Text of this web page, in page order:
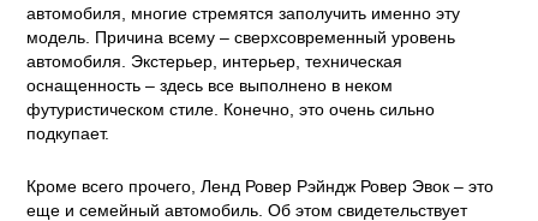
автомобиля, многие стремятся заполучить именно эту
модель. Причина всему – сверхсовременный уровень
автомобиля. Экстерьер, интерьер, техническая
оснащенность – здесь все выполнено в неком
футуристическом стиле. Конечно, это очень сильно
подкупает.
Кроме всего прочего, Ленд Ровер Рэйндж Ровер Эвок – это
еще и семейный автомобиль. Об этом свидетельствует